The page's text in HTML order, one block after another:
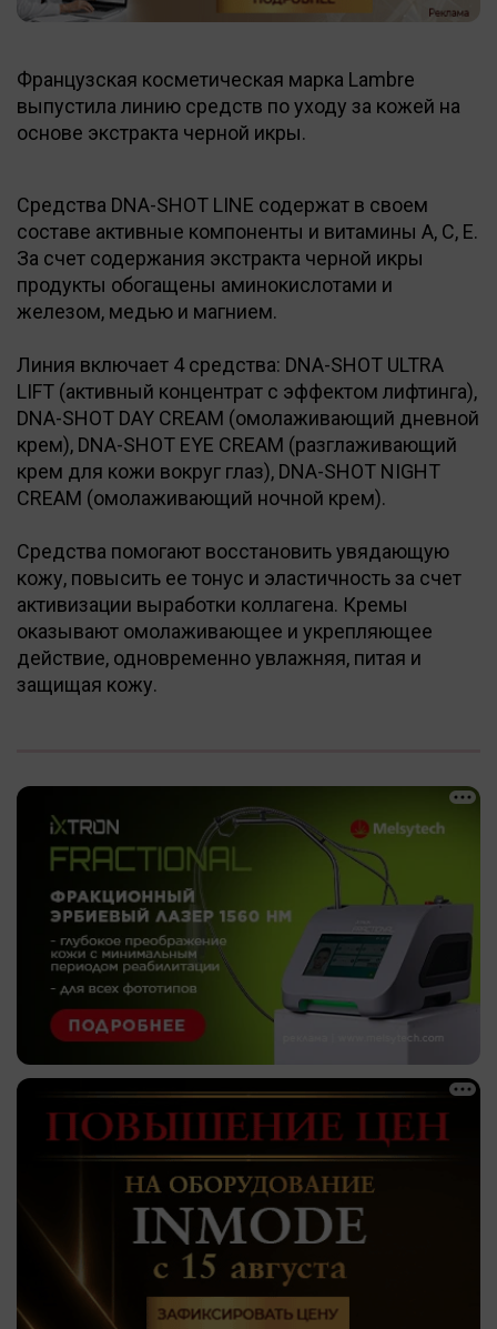
Французская косметическая марка Lambre
выпустила линию средств по уходу за кожей на
основе экстракта черной икры.
Средства DNA-SHOT LINE содержат в своем
составе активные компоненты и витамины A, C, E.
За счет содержания экстракта черной икры
продукты обогащены аминокислотами и
железом, медью и магнием.
Линия включает 4 средства: DNA-SHOT ULTRA
LIFT (активный концентрат с эффектом лифтинга),
DNA-SHOT DAY CREAM (омолаживающий дневной
крем), DNA-SHOT EYE CREAM (разглаживающий
крем для кожи вокруг глаз), DNA-SHOT NIGHT
CREAM (омолаживающий ночной крем).
Средства помогают восстановить увядающую
кожу, повысить ее тонус и эластичность за счет
активизации выработки коллагена. Кремы
оказывают омолаживающее и укрепляющее
действие, одновременно увлажняя, питая и
защищая кожу.